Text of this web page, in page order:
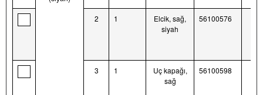
2 1
Elcik, sağ,
siyah
56100576
3 1
Uç kapağı,
sağ
56100598